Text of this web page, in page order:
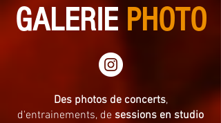
GALERIE PHOTO
Des photos de concerts,
d'entrainements, de sessions en studio